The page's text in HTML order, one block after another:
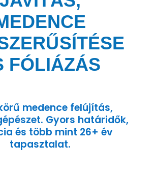
FÓLIÁZÁS
medence felújítás,
Gyors határidők,
és több mint 26+ év
tapasztalat.